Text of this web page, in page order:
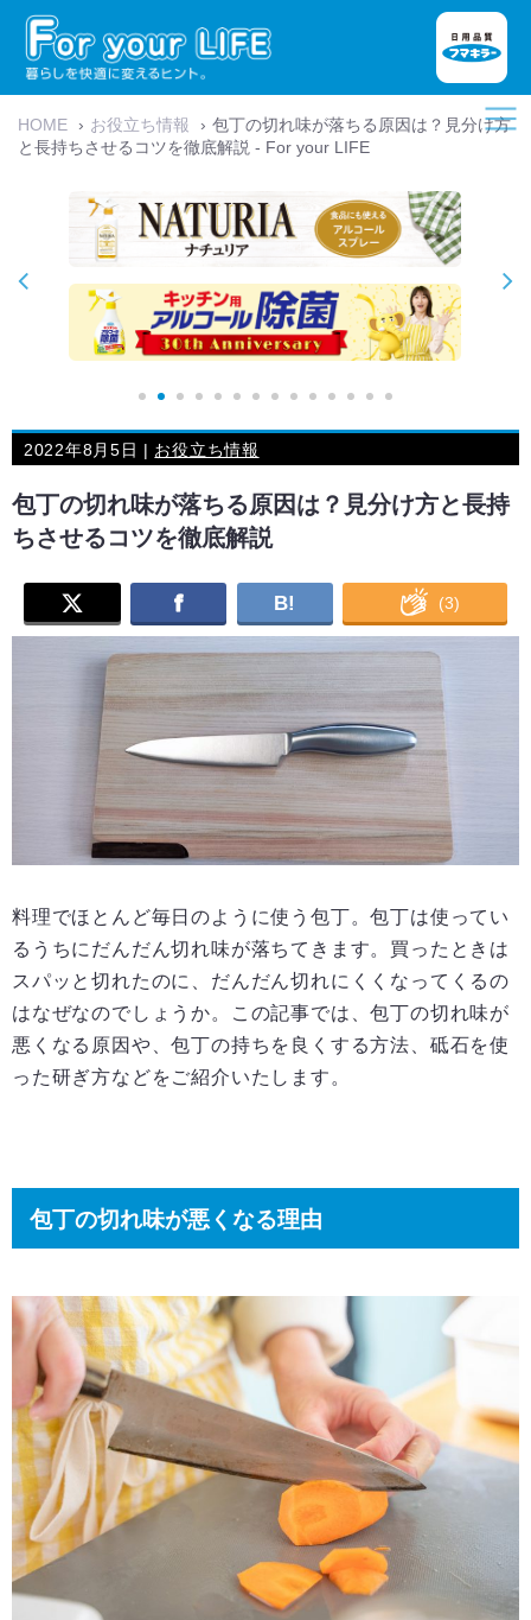
HOME › お役立ち情報 › 包丁の切れ味が落ちる原因は？見分け方
と長持ちさせるコツを徹底解説 - For your LIFE
2022年8月5日 | お役立ち情報
包丁の切れ味が落ちる原因は？見分け方と長持
ちさせるコツを徹底解説
B! (3)
料理でほとんど毎日のように使う包丁。包丁は使ってい
るうちにだんだん切れ味が落ちてきます。買ったときは
スパッと切れたのに、だんだん切れにくくなってくるの
はなぜなのでしょうか。この記事では、包丁の切れ味が
悪くなる原因や、包丁の持ちを良くする方法、砥石を使
った研ぎ方などをご紹介いたします。
包丁の切れ味が悪くなる理由